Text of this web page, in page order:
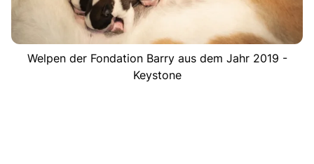
Welpen der Fondation Barry aus dem Jahr 2019 -
Keystone